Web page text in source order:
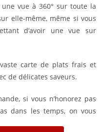
vue à 360° sur toute la
elle-même, même si vous
d’avoir une vue sur
carte de plats frais et
de délicates saveurs.
si vous n’honorez pas
dans les temps, on vous